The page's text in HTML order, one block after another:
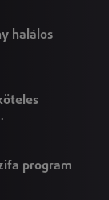
halálos
program